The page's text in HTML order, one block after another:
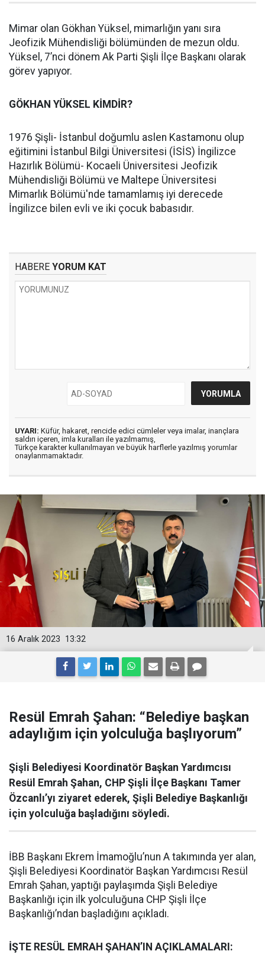
Mimar olan Gökhan Yüksel, mimarlığın yanı sıra
Jeofizik Mühendisliği bölümünden de mezun oldu.
Yüksel, 7’nci dönem Ak Parti Şişli İlçe Başkanı olarak
görev yapıyor.
GÖKHAN YÜKSEL KİMDİR?
1976 Şişli- İstanbul doğumlu aslen Kastamonu olup
eğitimini İstanbul Bilgi Üniversitesi (İSİS) İngilizce
Hazırlık Bölümü- Kocaeli Üniversitesi Jeofizik
Mühendisliği Bölümü ve Maltepe Üniversitesi
Mimarlık Bölümü'nde tamamlamış iyi derecede
İngilizce bilen evli ve iki çocuk babasıdır.
HABERE YORUM KAT
UYARI: Küfür, hakaret, rencide edici cümleler veya imalar, inançlara
saldırı içeren, imla kuralları ile yazılmamış,
Türkçe karakter kullanılmayan ve büyük harflerle yazılmış yorumlar
onaylanmamaktadır.
13:32
16 Aralık 2023
Resül Emrah Şahan: “Belediye başkan
adaylığım için yolculuğa başlıyorum”
Şişli Belediyesi Koordinatör Başkan Yardımcısı
Resül Emrah Şahan, CHP Şişli İlçe Başkanı Tamer
Özcanlı’yı ziyaret ederek, Şişli Belediye Başkanlığı
için yolculuğa başladığını söyledi.
İBB Başkanı Ekrem İmamoğlu’nun A takımında yer alan,
Şişli Belediyesi Koordinatör Başkan Yardımcısı Resül
Emrah Şahan, yaptığı paylaşımda Şişli Belediye
Başkanlığı için ilk yolculuğuna CHP Şişli İlçe
Başkanlığı’ndan başladığını açıkladı.
İŞTE RESÜL EMRAH ŞAHAN’IN AÇIKLAMALARI: